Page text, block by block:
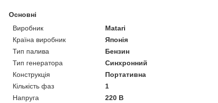
Основні
Виробник
Matari
Країна виробник
Японія
Тип палива
Бензин
Тип генератора
Синхронний
Конструкція
Портативна
Кількість фаз
1
Напруга
220 В